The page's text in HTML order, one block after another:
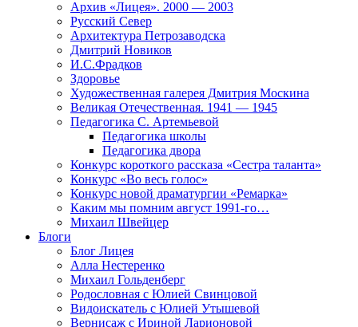
Архив «Лицея». 2000 — 2003
Русский Север
Архитектура Петрозаводска
Дмитрий Новиков
И.С.Фрадков
Здоровье
Художественная галерея Дмитрия Москина
Великая Отечественная. 1941 — 1945
Педагогика С. Артемьевой
Педагогика школы
Педагогика двора
Конкурс короткого рассказа «Сестра таланта»
Конкурс «Во весь голос»
Конкурс новой драматургии «Ремарка»
Каким мы помним август 1991-го…
Михаил Швейцер
Блоги
Блог Лицея
Алла Нестеренко
Михаил Гольденберг
Родословная с Юлией Свинцовой
Видоискатель с Юлией Утышевой
Вернисаж с Ириной Ларионовой